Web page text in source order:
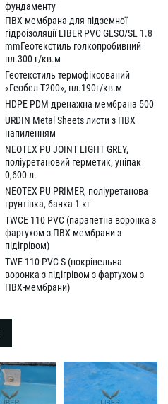
фундаменту
ПВХ мембрана для підземної
гідроізоляції LIBER PVC GLSO/SL 1.8
mmГеотекстиль голкопробивний
пл.300 г/кв.м
Геотекстиль термофіксований
«Геобел Т200», пл.190г/кв.м
HDPE PDM дренажна мембрана 500
URDIN Metal Sheets листи з ПВХ
напиленням
NEOTEX PU JOINT LIGHT GREY,
поліуретановий герметик, уніпак
0,600 л.
NEOTEX PU PRIMER, поліуретанова
грунтівка, банка 1 кг
TWCE 110 PVC (парапетна воронка з
фартухом з ПВХ-мембрани з
підігрівом)
TWE 110 PVC S (покрівельна
воронка з підігрівом з фартухом з
ПВХ-мембрани)